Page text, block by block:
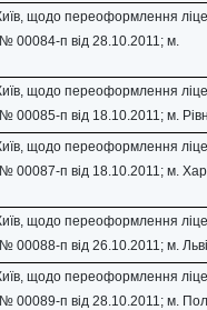
щодо переоформлення
00084-п від 28.10.2011; м.
щодо переоформлення
00085-п від 18.10.2011; м.
щодо переоформлення
00087-п від 18.10.2011; м.
щодо переоформлення
00088-п від 26.10.2011; м.
щодо переоформлення
00089-п від 28.10.2011; м.